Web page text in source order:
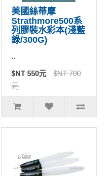
美國絲蒂摩
Strathmore500系
列膠裝水彩本(淺藍
綠/300G)
..
$NT 550元
$NT 700
元